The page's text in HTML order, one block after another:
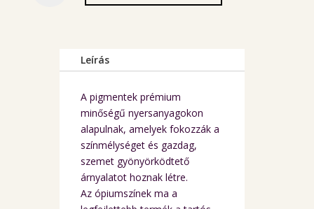
pigment
Leírás
A pigmentek prémium
minőségű nyersanyagokon
alapulnak, amelyek fokozzák a
színmélységet és gazdag,
szemet gyönyörködtető
árnyalatot hoznak létre.
Az ópiumszínek ma a